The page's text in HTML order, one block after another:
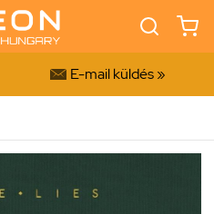
 E-mail küldés »